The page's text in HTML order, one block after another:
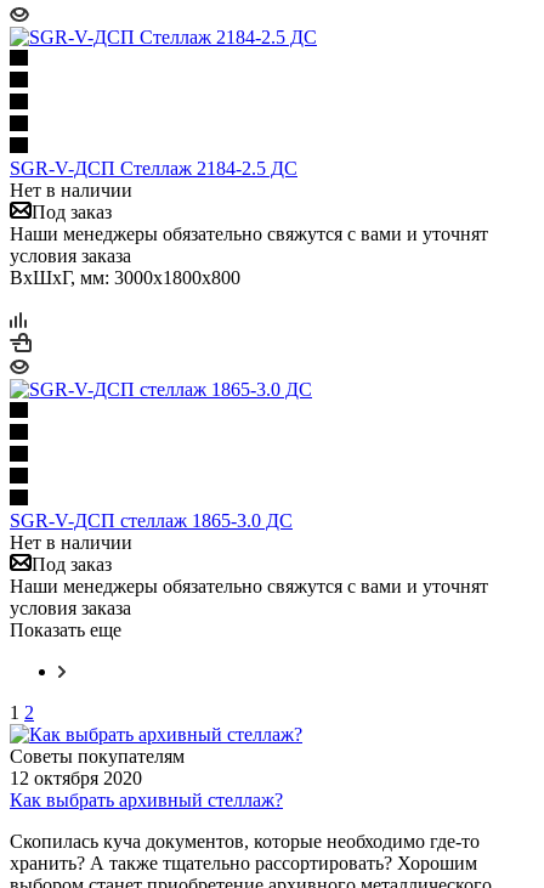
SGR-V-ДСП Стеллаж 2184-2.5 ДС
Нет в наличии
Под заказ
Наши менеджеры обязательно свяжутся с вами и уточнят
условия заказа
ВхШхГ, мм: 3000x1800x800
SGR-V-ДСП стеллаж 1865-3.0 ДС
Нет в наличии
Под заказ
Наши менеджеры обязательно свяжутся с вами и уточнят
условия заказа
Показать еще
1 2
Советы покупателям
12 октября 2020
Как выбрать архивный стеллаж?
Скопилась куча документов, которые необходимо где-то
хранить? А также тщательно рассортировать? Хорошим